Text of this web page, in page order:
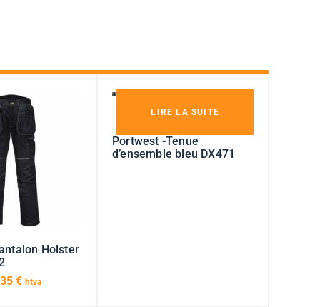
Holster
€ htva
LIRE LA SUITE
Portwest -Tenue
d’ensemble bleu DX471